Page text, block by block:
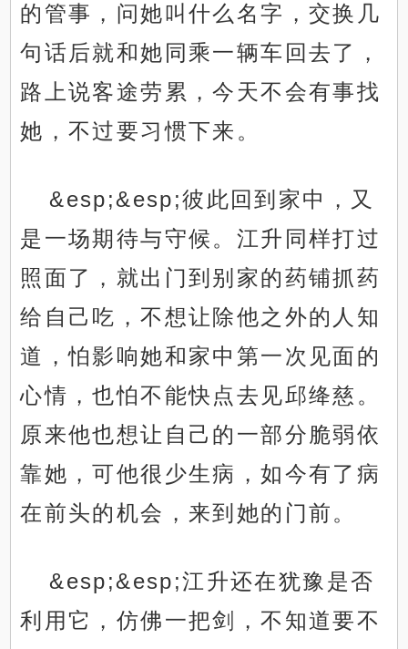
的管事，问她叫什么名字，交换几
句话后就和她同乘一辆车回去了，
路上说客途劳累，今天不会有事找
她，不过要习惯下来。
&esp;&esp;彼此回到家中，又
是一场期待与守候。江升同样打过
照面了，就出门到别家的药铺抓药
给自己吃，不想让除他之外的人知
道，怕影响她和家中第一次见面的
心情，也怕不能快点去见邱绛慈。
原来他也想让自己的一部分脆弱依
靠她，可他很少生病，如今有了病
在前头的机会，来到她的门前。
&esp;&esp;江升还在犹豫是否
利用它，仿佛一把剑，不知道要不